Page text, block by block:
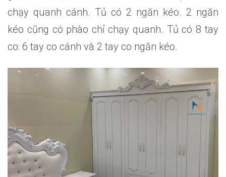
chạy quanh cánh. Tủ có 2 ngăn kéo. 2 ngăn
kéo cũng có phào chỉ chạy quanh. Tủ có 8 tay
co: 6 tay co cánh và 2 tay co ngăn kéo.